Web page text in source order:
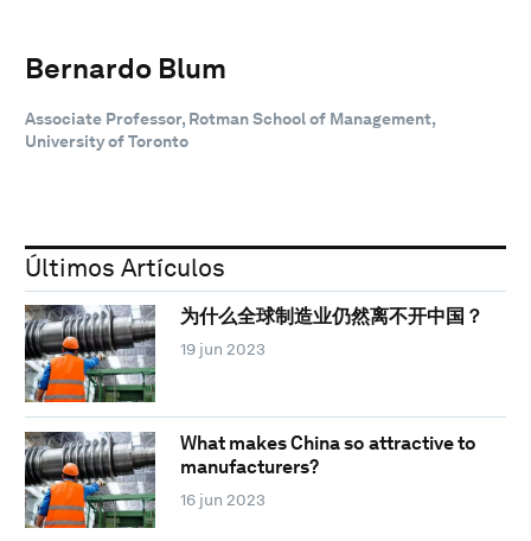
Bernardo Blum
Associate Professor, Rotman School of Management,
University of Toronto
Últimos Artículos
为什么全球制造业仍然离不开中国？
19 jun 2023
What makes China so attractive to
manufacturers?
16 jun 2023